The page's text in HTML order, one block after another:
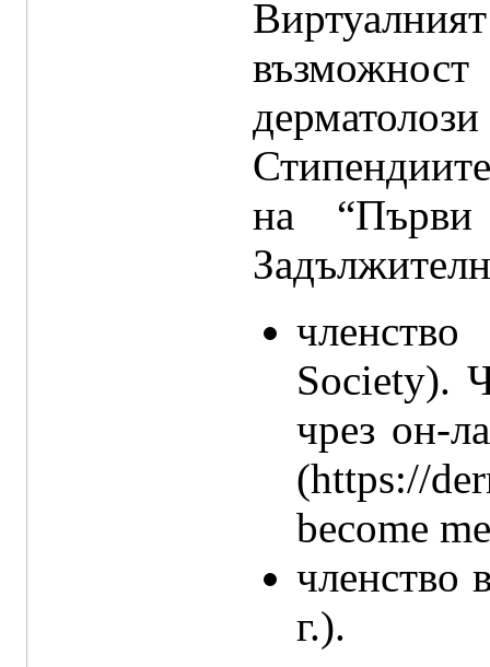
на
Society).
чрез он-
(https://
become
членство
г.).